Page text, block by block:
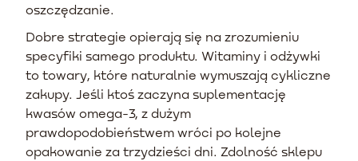
oszczędzanie.
Dobre strategie opierają się na zrozumieniu
specyfiki samego produktu. Witaminy i odżywki
to towary, które naturalnie wymuszają cykliczne
zakupy. Jeśli ktoś zaczyna suplementację
kwasów omega-3, z dużym
prawdopodobieństwem wróci po kolejne
opakowanie za trzydzieści dni. Zdolność sklepu